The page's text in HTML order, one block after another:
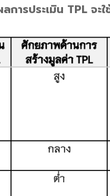
ารประเมิน TPL จะ